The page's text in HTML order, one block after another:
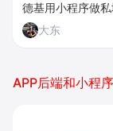
德基用小程序做
大东